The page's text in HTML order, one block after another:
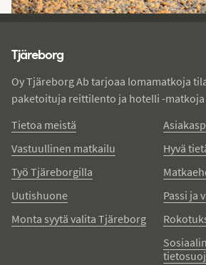
Tjäreborg
Oy Tjäreborg Ab tarjoaa lomamatkoja
paketoituja reittilento ja hotelli -
Tietoa meistä
Vastuullinen matkailu
Työ Tjäreborgilla
Uutishuone
Monta syytä valita Tjäreborg
Hyvä
Passi ja